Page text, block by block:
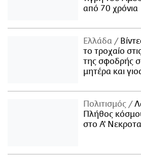
από 70 χρόνια
Ελλάδα
το τροχαίο
της σφοδρής
μητέρα και
Πολιτισμός
Πλήθος
στο Α'